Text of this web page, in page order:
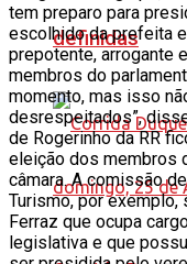
definidas
tem preparo para
escolhido da prefeita
prepotente, arrogante
membros do
momento, mas isso
desrespeitados”,
de Rogerinho da RR
eleição dos membros
câmara. A comissão
Turismo, por
Ferraz que ocupa
legislativa e que